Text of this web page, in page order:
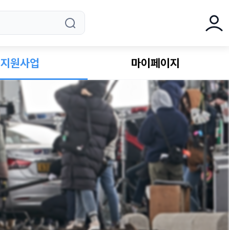
로
지원사업 마이페이지